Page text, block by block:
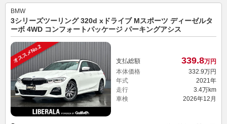
BMW
3シリーズツーリング 320d xドライブ Mスポーツ ディーゼルタ
ーボ 4WD コンフォートパッケージ パーキングアシス
オススメNo.2 支払総額 339.8万円
本体価格
332. 9万円
年式
2021年
走行
3.4万km
車検
2026年12月